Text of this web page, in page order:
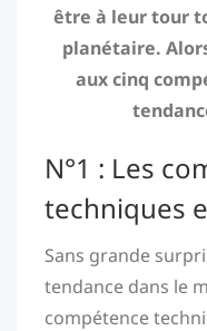
être à leur tour
planétaire.
aux cinq
N°1 : Les
techniques
Sans grande
tendance dans le
compétence